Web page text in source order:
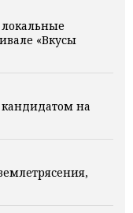
«Вкусы
на